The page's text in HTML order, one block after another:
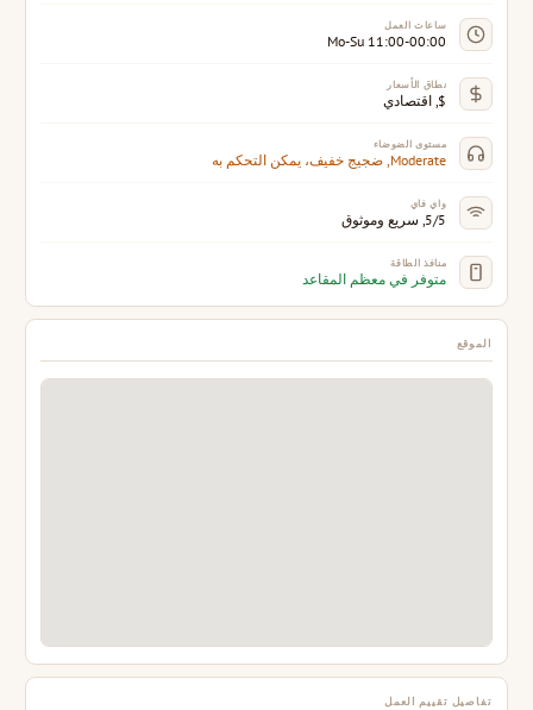
ساعات العمل
Mo-Su 11:00-00:00
نطاق الأسعار
$, اقتصادي
مستوى الضوضاء
Moderate, ضجيج خفيف، يمكن التحكم به
واي فاي
5/5, سريع وموثوق
منافذ الطاقة
متوفر في معظم المقاعد
الموقع
تفاصيل تقييم العمل